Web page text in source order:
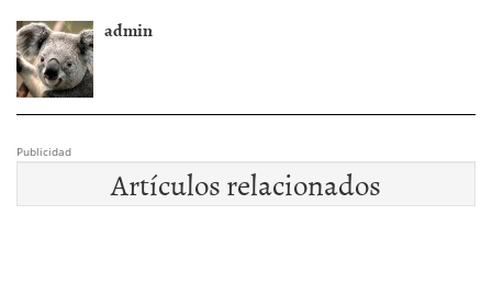
admin
Publicidad
Artículos relacionados